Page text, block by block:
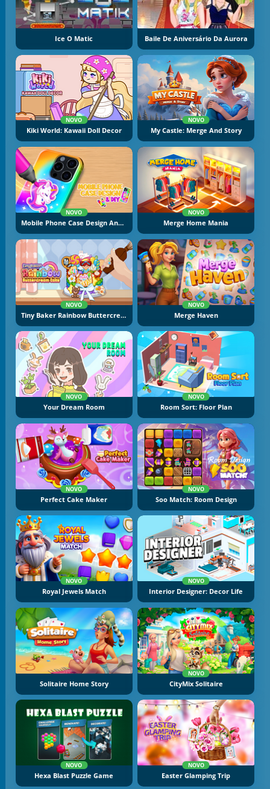
Ice O Matic Baile De Aniversário Da Aurora
NOVO
Kiki World: Kawaii Doll Decor
NOVO
My Castle: Merge And Story
NOVO
Mobile Phone Case Design And DIY
NOVO
Merge Home Mania
NOVO
Tiny Baker Rainbow Buttercream Cake
NOVO
Merge Haven
NOVO
Your Dream Room
NOVO
Room Sort: Floor Plan
NOVO
Perfect Cake Maker
NOVO
Soo Match: Room Design
NOVO
Royal Jewels Match
NOVO
Interior Designer: Decor Life
Solitaire Home Story
NOVO
CityMix Solitaire
NOVO
Hexa Blast Puzzle Game
NOVO
Easter Glamping Trip